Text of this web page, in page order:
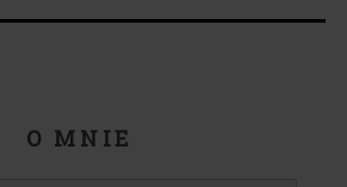
O MNIE